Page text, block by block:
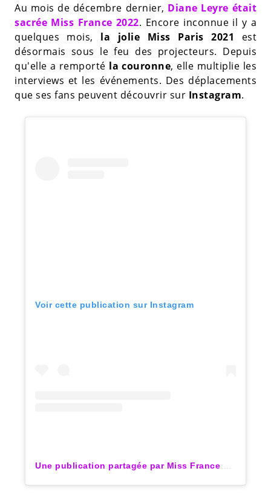
Au mois de décembre dernier, Diane Leyre était
sacrée Miss France 2022. Encore inconnue il y a
quelques mois, la jolie Miss Paris 2021 est
désormais sous le feu des projecteurs. Depuis
qu'elle a remporté la couronne, elle multiplie les
interviews et les événements. Des déplacements
que ses fans peuvent découvrir sur Instagram.
Voir cette publication sur Instagram